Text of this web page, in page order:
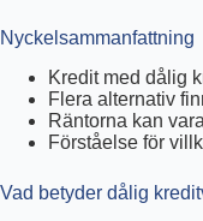
Nyckelsammanfattning
Kredit med dålig
Flera alternativ
Räntorna kan
Förståelse för
Vad betyder dålig